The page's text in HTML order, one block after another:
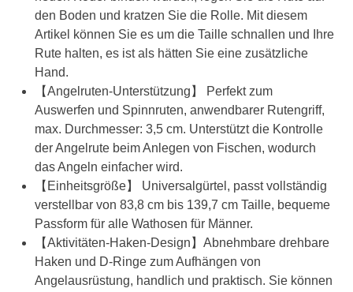
den Boden und kratzen Sie die Rolle. Mit diesem
Artikel können Sie es um die Taille schnallen und Ihre
Rute halten, es ist als hätten Sie eine zusätzliche
Hand.
【Angelruten-Unterstützung】 Perfekt zum
Auswerfen und Spinnruten, anwendbarer Rutengriff,
max. Durchmesser: 3,5 cm. Unterstützt die Kontrolle
der Angelrute beim Anlegen von Fischen, wodurch
das Angeln einfacher wird.
【Einheitsgröße】 Universalgürtel, passt vollständig
verstellbar von 83,8 cm bis 139,7 cm Taille, bequeme
Passform für alle Wathosen für Männer.
【Aktivitäten-Haken-Design】Abnehmbare drehbare
Haken und D-Ringe zum Aufhängen von
Angelausrüstung, handlich und praktisch. Sie können